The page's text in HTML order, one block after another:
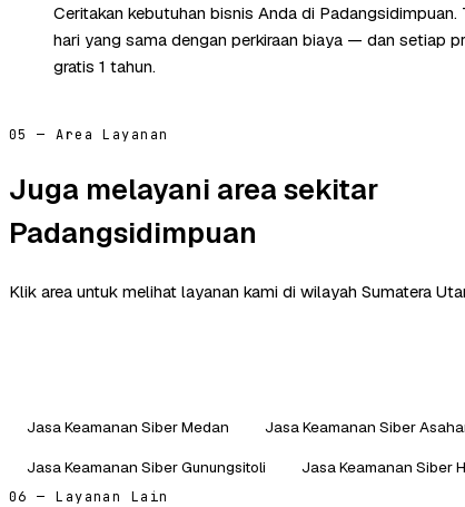
Ceritakan kebutuhan bisnis Anda di
hari yang sama dengan perkiraan biaya — dan setiap
gratis 1 tahun.
05 — Area Layanan
Juga melayani area sekitar
Padangsidimpuan
Klik area untuk melihat layanan kami di wilayah Sumatera
Jasa Keamanan Siber Medan Jasa Keamanan Siber
Jasa Keamanan Siber Gunungsitoli
Jasa Keamanan Siber
06 — Layanan Lain